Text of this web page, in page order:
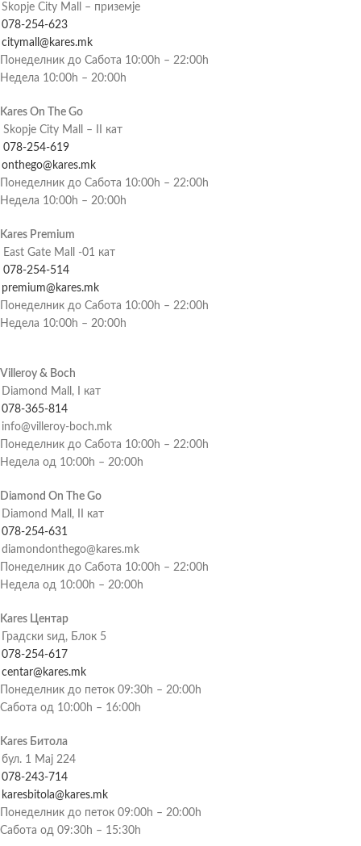
Skopje City Mall – приземје
078-254-623
citymall@kares.mk
Понеделник до Сабота 10:00h – 22:00h
Недела 10:00h – 20:00h
Kares On The Go
Skopje City Mall – II кат
078-254-619
onthego@kares.mk
Понеделник до Сабота 10:00h – 22:00h
Недела 10:00h – 20:00h
Kares Premium
East Gate Mall -01 кат
078-254-514
premium@kares.mk
Понеделник до Сабота 10:00h – 22:00h
Недела 10:00h – 20:00h
Villeroy & Boch
Diamond Mall, I кат
078-365-814
info@villeroy-boch.mk
Понеделник до Сабота 10:00h – 22:00h
Недела од 10:00h – 20:00h
Diamond On The Go
Diamond Mall, II кат
078-254-631
diamondonthego@kares.mk
Понеделник до Сабота 10:00h – 22:00h
Недела од 10:00h – 20:00h
Kares Центар
Градски ѕид, Блок 5
078-254-617
centar@kares.mk
Понеделник до петок 09:30h – 20:00h
Сабота од 10:00h – 16:00h
Kares Битола
бул. 1 Мај 224
078-243-714
karesbitola@kares.mk
Понеделник до петок 09:00h – 20:00h
Сабота од 09:30h – 15:30h